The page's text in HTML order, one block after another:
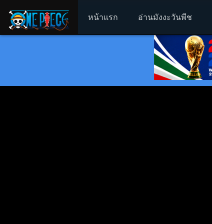
หน้าแรก อ่านมังงะวันพีช